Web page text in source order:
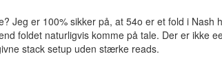
Jeg er 100% sikker på, at 54o er et fold i Nash
foldet naturligvis komme på tale. Der er ikke
stack setup uden stærke reads.